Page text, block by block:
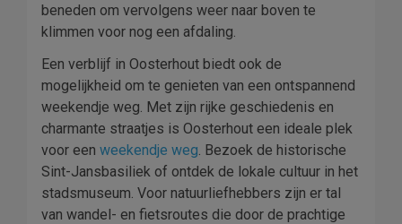
beneden om vervolgens weer naar boven te
klimmen voor nog een afdaling.
Een verblijf in Oosterhout biedt ook de
mogelijkheid om te genieten van een ontspannend
weekendje weg. Met zijn rijke geschiedenis en
charmante straatjes is Oosterhout een ideale plek
voor een weekendje weg. Bezoek de historische
Sint-Jansbasiliek of ontdek de lokale cultuur in het
stadsmuseum. Voor natuurliefhebbers zijn er tal
van wandel- en fietsroutes die door de prachtige